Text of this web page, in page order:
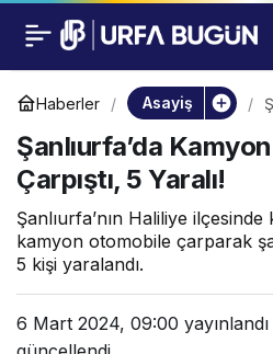
Haberler Asayiş
Şanlıurfa’da
Çarpıştı, 5 Yaralı!
Şanlıurfa’nın Haliliye
kamyon otomobile çarparak
5 kişi yaralandı.
6 Mart 2024, 09:00 yayınlandı
Şanlıurfa’da Kamyon
ile Otomobil Çarpıştı,
5 Yaralı!